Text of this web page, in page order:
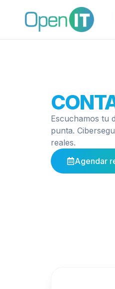
Escuchamos tu
punta.
reales.
Agendar